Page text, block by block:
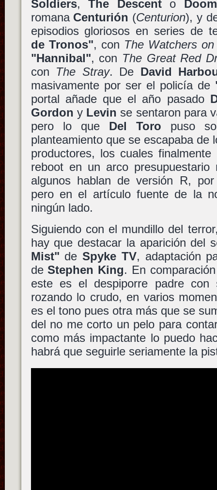
Soldiers,The Descento
romana Centurión (Centurion), y
episodios gloriosos en series de
de Tronos", con The Watchers
"Hannibal", con The Great Red
con The Stray. De David
masivamente por ser el policía de
portal añade que el año pasado
Gordon y Levin se sentaron para
pero lo que Del Toro puso
planteamiento que se escapaba de
productores, los cuales
reboot en un arco
algunos hablan de versión R,
pero en el artículo fuente de la
ningún lado.
Siguiendo con el mundillo del
hay que destacar la aparición del
Mist" deSpyke TV, adaptación
deStephen King. En
este es el despiporre padre con
rozando lo crudo, en varios
es el tono pues otra más que se
del no me corto un pelo para
como más impactante lo puedo
habrá que seguirle seriamente la